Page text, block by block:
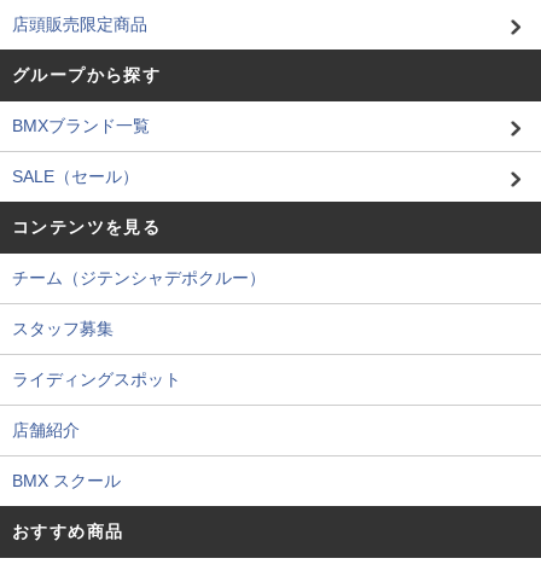
店頭販売限定商品
グループから探す
BMXブランド一覧
SALE（セール）
コンテンツを見る
チーム（ジテンシャデポクルー）
スタッフ募集
ライディングスポット
店舗紹介
BMX スクール
おすすめ商品